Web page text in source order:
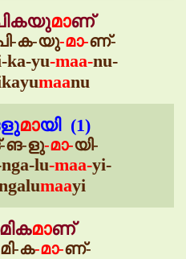
മാണ്
ക-യു-മാ-ണ്-
ka-yu-maa-nu-
maanu
മായി (1)
ങ-ളു-മാ-യി-
lu-maa-yi-
maayi
മാണ്
ക-മാ-ണ്-